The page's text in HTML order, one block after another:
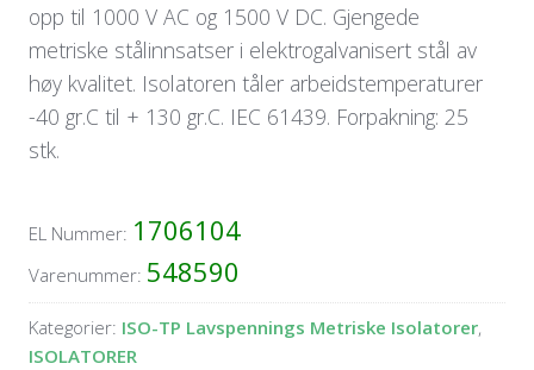
opp til 1000 V AC og 1500 V DC. Gjengede
metriske stålinnsatser i elektrogalvanisert stål av
høy kvalitet. Isolatoren tåler arbeidstemperaturer
-40 gr.C til + 130 gr.C. IEC 61439. Forpakning: 25
stk.
EL Nummer: 1706104
Varenummer: 548590
Kategorier: ISO-TP Lavspennings Metriske Isolatorer,
ISOLATORER